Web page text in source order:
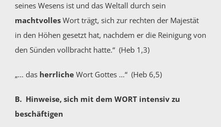
seines Wesens ist und das Weltall durch sein
machtvollesWort trägt, sich zur rechten der Majestät
in den Höhen gesetzt hat, nachdem er die Reinigung von
den Sünden vollbracht hatte.“ (Heb 1,3)
„… das herrlicheWort Gottes …“ (Heb 6,5)
B. Hinweise, sich mit dem WORT intensiv zu
beschäftigen